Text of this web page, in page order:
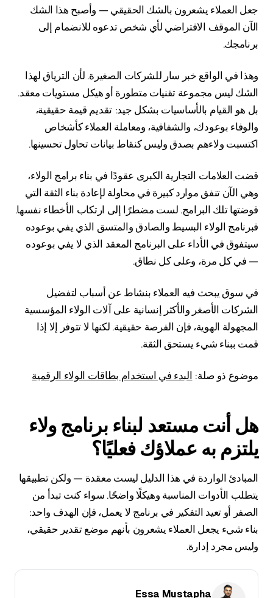
جعل العملاء يشعرون بالشك الحقيقي — وأصبح هذا الشك
الآن الموقف الافتراضي لأي شخص تدعوه للانضمام إلى
برنامجك.
وهذا في الواقع خبر سار للشركات الصغيرة. لأن الترياق لهذا
الشك ليس مجموعة تقنيات متطورة أو هيكل مستويات معقد.
بل هو القيام بالأساسيات بشكل جيد: تقديم قيمة حقيقية،
والوفاء بوعودك، والشفافية، ومعاملة العملاء كأشخاص
اكتسبت ولاءهم بصدق وليس كنقاط بيانات تحاول تحسينها.
قضت العلامات التجارية الكبرى عقودًا في بناء برامج الولاء،
وهي الآن تنفق موارد كبيرة في محاولة لإعادة بناء الثقة التي
قوضتها تلك البرامج. لست مضطرًا إلى ارتكاب الأخطاء نفسها.
فبرنامج الولاء البسيط والصادق والمتسق الذي يفي بوعوده
سيتفوق في الأداء على البرنامج المعقد الذي لا يفي بوعوده
— في كل مرة، وعلى كل نطاق.
في سوق يبحث فيه العملاء بنشاط عن أسباب لتفضيل
الشركات الأصغر والأكثر إنسانية على آلات الولاء المؤسسية
المجهولة الهوية، فإن الفرصة حقيقية. لكنها لا تتوفر إلا إذا
قمت ببناء شيء يستحق الثقة.
موضوع ذو صلة: البدء في استخدام بطاقات الولاء الرقمية
هل أنت مستعد لبناء برنامج ولاء
يلتزم به عملاؤك فعليًا؟
المبادئ الواردة في هذا الدليل ليست معقدة — ولكن تطبيقها
يتطلب الأدوات المناسبة وهيكلًا واضحًا. سواء كنت تبدأ من
الصفر أو تعيد التفكير في برنامج لا يعمل، فإن الهدف واحد:
بناء شيء يجعل العملاء يشعرون بأنهم موضع تقدير حقيقي،
وليس مجرد إدارة.
Essa Mustapha